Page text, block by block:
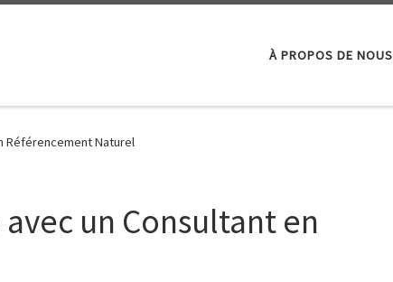
À PROPOS DE NOUS
Référencement Naturel
un Consultant en